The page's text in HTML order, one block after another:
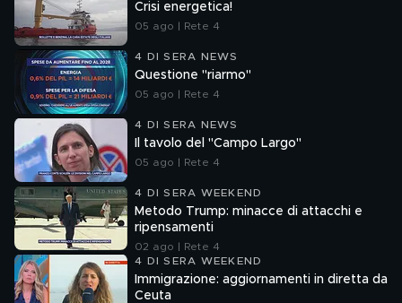
Crisi energetica!
05 ago | Rete 4
4 DI SERA NEWS
Questione "riarmo"
05 ago | Rete 4
4 DI SERA NEWS
Il tavolo del "Campo Largo"
05 ago | Rete 4
4 DI SERA WEEKEND
Metodo Trump: minacce di attacchi e
ripensamenti
02 ago | Rete 4
4 DI SERA WEEKEND
Immigrazione: aggiornamenti in diretta da
Ceuta